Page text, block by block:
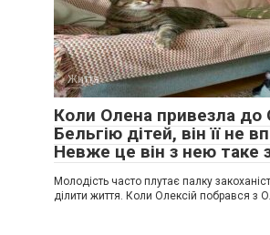
Життя
Коли Олена привезла до
Бельгію дітей, він її не
Невже це він з нею таке
Молодість часто плутає палку
ділити життя. Коли Олексій побрався з